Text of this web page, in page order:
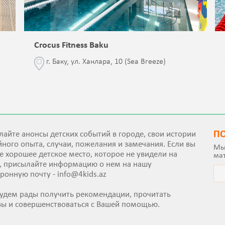
Crocus Fitness Baku
г. Баку, ул. Ханлара, 10 (Sea Breeze)
анонсы детских событий в городе, свои истории
опыта, случаи, пожелания и замечания. Если вы
хорошее детское место, которое не увидели на
присылайте информацию о нем на нашу
почту - info@4kids.az
рады получить рекомендации, прочитать
и совершенствоваться с Вашей помощью.
Мы